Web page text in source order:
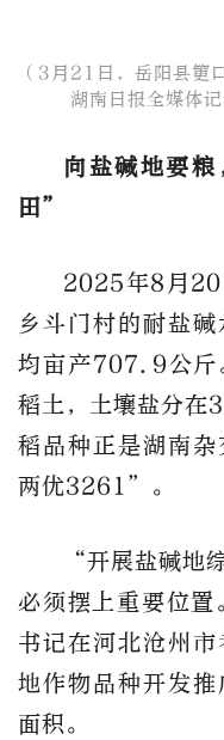
（3月21日，岳阳县筻
湖南日报全媒体
向盐碱地要
田”
2025年8月20
乡斗门村的耐盐
均亩产707.9公斤
稻土，土壤盐分
稻品种正是湖南
两优3261”。
“开展盐碱地
必须摆上重要位
书记在河北沧州
地作物品种开发
面积。